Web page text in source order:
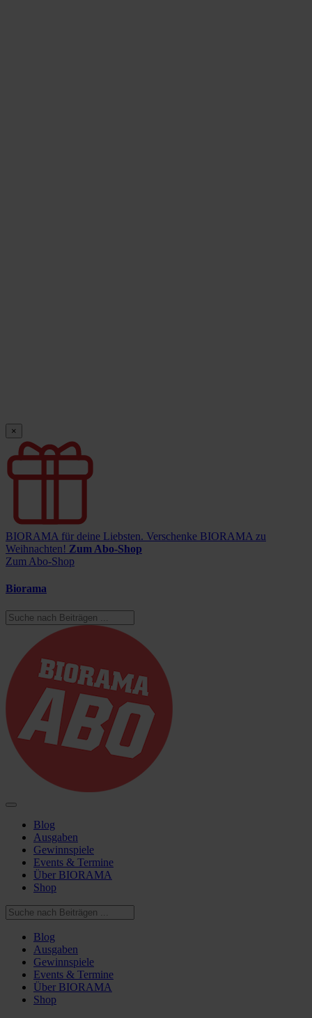
×
BIORAMA für deine Liebsten. Verschenke BIORAMA zu
Weihnachten! Zum Abo-Shop
Zum Abo-Shop
Biorama
Blog
Ausgaben
Gewinnspiele
Events & Termine
Über BIORAMA
Shop
Blog
Ausgaben
Gewinnspiele
Events & Termine
Über BIORAMA
Shop